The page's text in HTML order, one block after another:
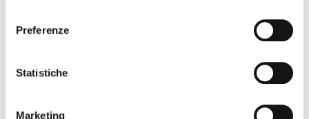
raccogliere informazioni sulla tua posizione
geografica, con un'approssimazione di qualche
Preferenze
Statistiche
Marketing